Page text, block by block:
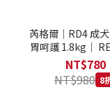
芮格爾｜RD4 成
胃呵護 1.8kg｜
然犬糧 狗飼料
NT$780
NT$980 8